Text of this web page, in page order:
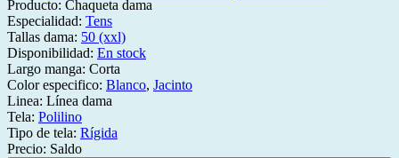
Producto: Chaqueta dama
Especialidad: Tens
Tallas dama: 50 (xxl)
Disponibilidad: En stock
Largo manga: Corta
Color especifico: Blanco, Jacinto
Linea: Línea dama
Tela: Polilino
Tipo de tela: Rígida
Precio: Saldo